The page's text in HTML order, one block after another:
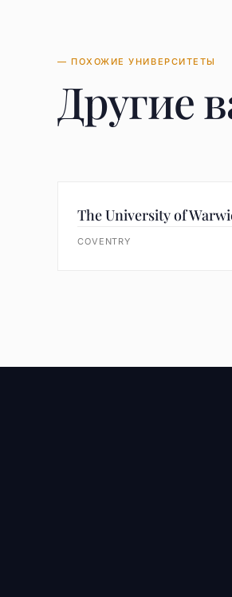
— ПОХОЖИЕ УНИВЕРСИТЕТЫ
Другие
The University of
COVENTRY